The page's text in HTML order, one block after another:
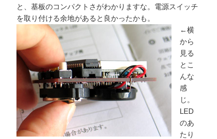
と、基板のコンパクトさがわかりますな。電源スイッチ
を取り付ける余地があると良かったかも。
←横
から
見る
とこ
んな
感
じ。
LED
のあ
たり